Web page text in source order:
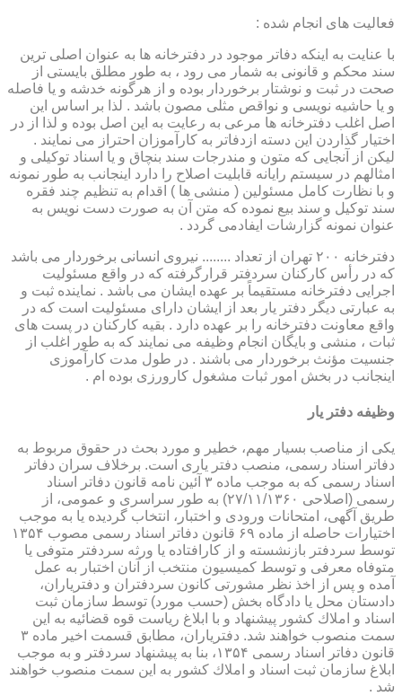
فعالیت های انجام شده :
با عنایت به اینکه دفاتر موجود در دفترخانه ها به عنوان اصلی ترین
سند محکم و قانونی به شمار می رود ، به طور مطلق بایستی از
صحت در ثبت و نوشتار برخوردار بوده و از هرگونه خدشه و یا فاصله
و یا حاشیه نویسی و نواقص مثلی مصون باشد . لذا بر اساس این
اصل اغلب دفترخانه ها مرعی به رعایت به این اصل بوده و لذا از در
اختیار گذاردن این دسته ازدفاتر به کارآموزان احتراز می نمایند .
لیکن از آنجایی که متون و مندرجات سند بنچاق و یا اسناد توکیلی و
امثالهم در سیستم رایانه قابلیت اصلاح را دارد اینجانب به طور نمونه
و با نظارت کامل مسئولین ( منشی ها ) اقدام به تنظیم چند فقره
سند توکیل و سند بیع نموده که متن آن به صورت دست نویس به
عنوان نمونه گزارشات ایفادمی گردد .
دفترخانه ۲۰۰ تهران از تعداد ........ نیروی انسانی برخوردار می باشد
که در رأس کارکنان سردفتر قرارگرفته که در واقع مسئولیت
اجرایی دفترخانه مستقیماً بر عهده ایشان می باشد . نماینده ثبت و
به عبارتی دیگر دفتر یار بعد از ایشان دارای مسئولیت است که در
واقع معاونت دفترخانه را بر عهده دارد . بقیه کارکنان در پست های
ثبات ، منشی و بایگان انجام وظیفه می نمایند که به طور اغلب از
جنسیت مؤنث برخوردار می باشند . در طول مدت کارآموزی
اینجانب در بخش امور ثبات مشغول کارورزی بوده ام .
وظیفه دفتر یار
یكی از مناصب بسیار مهم، خطیر و مورد بحث در حقوق مربوط به
دفاتر اسناد رسمی، منصب دفتر یاری است. برخلاف سران دفاتر
اسناد رسمی كه به موجب ماده ۳ آئین نامه قانون دفاتر اسناد
رسمی (اصلاحی ۲۷/۱۱/۱۳۶۰) به طور سراسری و عمومی، از
طریق آگهی، امتحانات ورودی و اختبار، انتخاب گردیده یا به موجب
اختیارات حاصله از ماده ۶۹ قانون دفاتر اسناد رسمی مصوب ۱۳۵۴
توسط سردفتر بازنشسته و از كارافتاده یا ورثه سردفتر متوفی یا
متوفاه معرفی و توسط كمیسیون منتخب از آنان اختبار به عمل
آمده و پس از اخذ نظر مشورتی كانون سردفتران و دفتریاران،
دادستان محل یا دادگاه بخش (حسب مورد) توسط سازمان ثبت
اسناد و املاك كشور پیشنهاد و با ابلاغ ریاست قوه قضائیه به این
سمت منصوب خواهند شد. دفتریاران، مطابق قسمت اخیر ماده ۳
قانون دفاتر اسناد رسمی ۱۳۵۴، بنا به پیشنهاد سردفتر و به موجب
ابلاغ سازمان ثبت اسناد و املاك كشور به این سمت منصوب خواهند
شد .